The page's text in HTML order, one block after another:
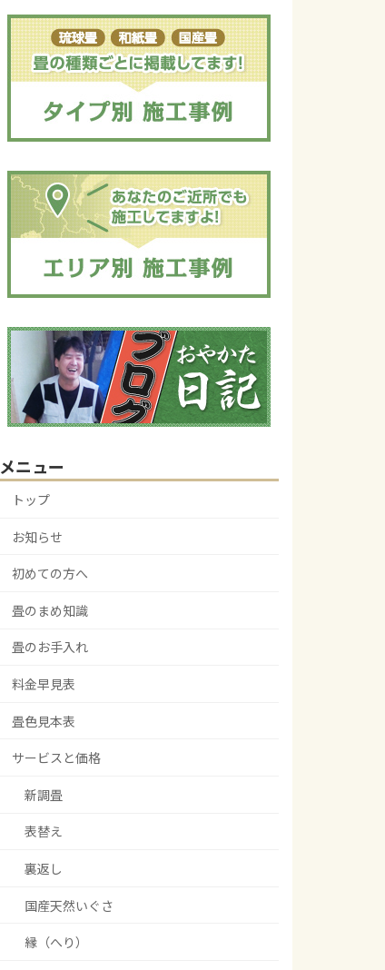
メニュー
トップ
お知らせ
初めての方へ
畳のまめ知識
畳のお手入れ
料金早見表
畳色見本表
サービスと価格
新調畳
表替え
裏返し
国産天然いぐさ
縁（へり）